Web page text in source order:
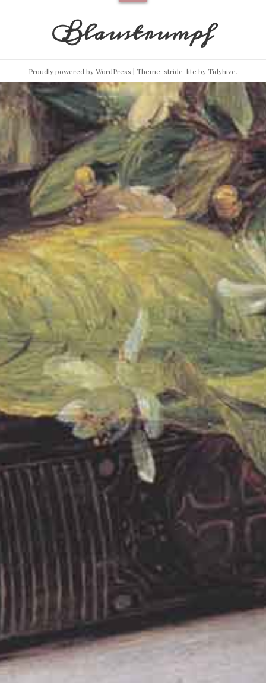
Blaustrumpf
Proudly powered by WordPress | Theme: stride-lite byTidyhive.